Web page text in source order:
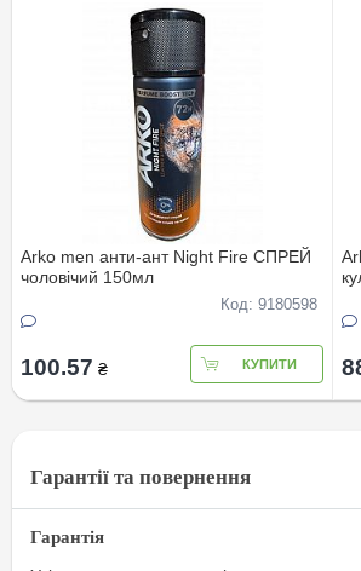
Arko men анти-ант Night Fire СПРЕЙ
чоловічий 150мл
Код: 9180598
100.57 ₴ КУПИТИ
Гарантії та повернення
Гарантія